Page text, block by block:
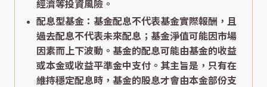
經濟等投資風險。
配息型基金：基金配息不代表基金實際報酬，且
過去配息不代表未來配息；基金淨值可能因市場
因素而上下波動。基金的配息可能由基金的收益
或本金或收益平準金中支付。其主旨是，只有在
維持穩定配息時，基金的股息才會由本金部份支